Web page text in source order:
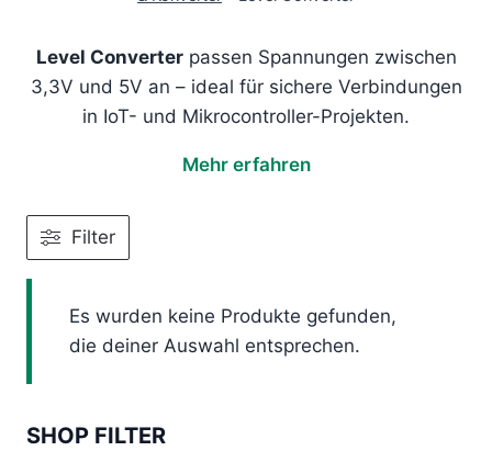
Level Converterpassen Spannungen zwischen
3,3V und 5V an – ideal für sichere Verbindungen
in IoT- und Mikrocontroller-Projekten.
Mehr erfahren
Filter
Es wurden keine Produkte gefunden,
die deiner Auswahl entsprechen.
SHOP FILTER